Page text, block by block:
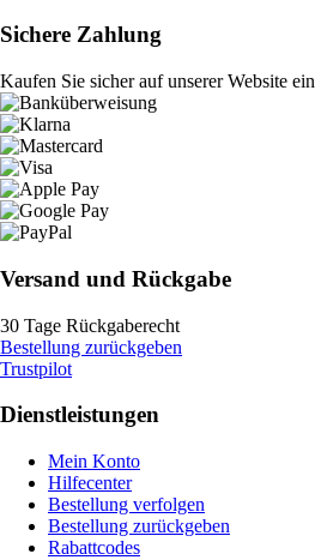
Sichere Zahlung
Kaufen Sie sicher auf unserer Website ein
Versand und Rückgabe
30 Tage Rückgaberecht
Bestellung zurückgeben
Trustpilot
Dienstleistungen
Mein Konto
Hilfecenter
Bestellung verfolgen
Bestellung zurückgeben
Rabattcodes